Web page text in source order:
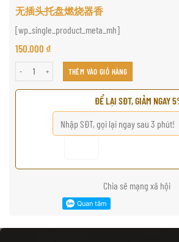
无插头托盘燃烧器香
[wp_single_product_meta_mh]
150.000 ₫
无插头托盘燃烧器香 số lượngTHÊM VÀO GIỎ HÀNG
ĐỂ LẠI SĐT, GIẢM NGAY
Chia sẽ mạng xã hội